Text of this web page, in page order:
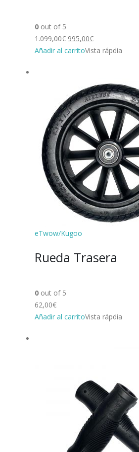
0 out of 5
1.099,00€ 995,00€
Añadir al carritoVista rápdia
eTwow/Kugoo
Rueda Trasera
0 out of 5
62,00€
Añadir al carritoVista rápdia